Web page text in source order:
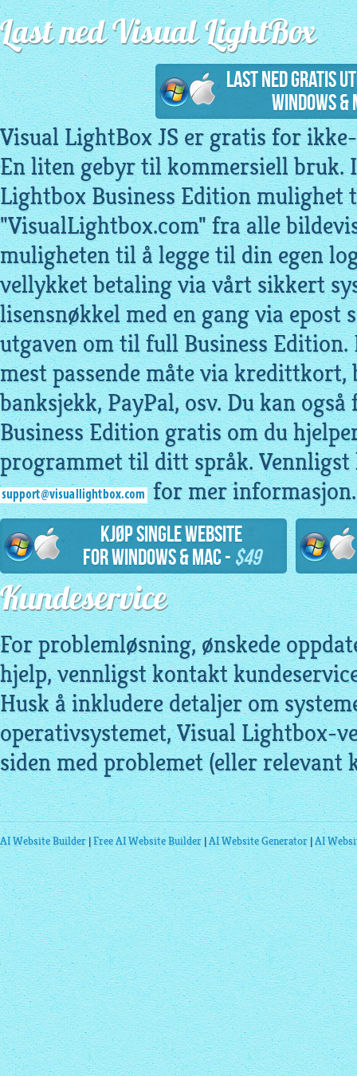
Last ned Visual LightBox
Last ned gratis
Windows &
Visual LightBox JS er gratis for
En liten gebyr til kommersiell bruk.
Lightbox Business Edition mulighet
"VisualLightbox.com" fra alle
muligheten til å legge til din egen
vellykket betaling via vårt sikkert
lisensnøkkel med en gang via epost
utgaven om til full Business Edition.
mest passende måte via
banksjekk, PayPal, osv. Du kan
Business Edition gratis om du
programmet til ditt språk. Vennligst
for mer informasjon.
Kjøp Single Website
for Windows & Mac - $49
Kundeservice
For problemløsning, ønskede
hjelp, vennligst kontakt
Husk å inkludere detaljer om
operativsystemet, Visual Lightbox-
siden med problemet (eller relevant
AI Website Builder|Free AI Website Builder|AI Website Generator|AI